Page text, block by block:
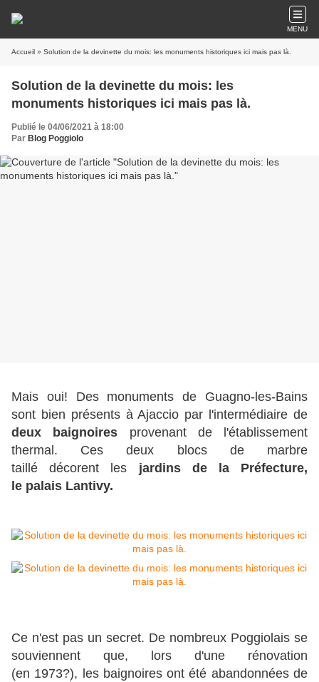
MENU
Accueil » Solution de la devinette du mois: les monuments historiques ici mais pas là.
Solution de la devinette du mois: les
monuments historiques ici mais pas là.
Publié le 04/06/2021 à 18:00
Par Blog Poggiolo
Mais oui! Des monuments de Guagno-les-Bains
sont bien présents à Ajaccio par l'intermédiaire de
deux baignoires provenant de l'établissement
thermal. Ces deux blocs de marbre
taillé décorent les jardins de la Préfecture,
le palais Lantivy.
Ce n'est pas un secret. De nombreux Poggiolais se
souviennent que, lors d'une rénovation
(en 1973?), les baignoires ont été abandonnées de